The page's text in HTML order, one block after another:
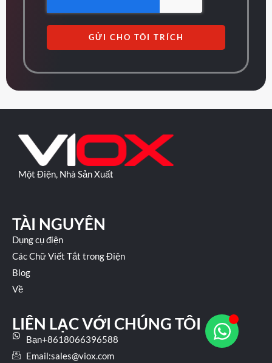
GỬI CHO TÔI TRÍCH
Một Điện, Nhà Sản Xuất
TÀI NGUYÊN
Dụng cụ điện
Các Chữ Viết Tắt trong Điện
Blog
Về
LIÊN LẠC VỚI CHÚNG TÔI
Bạn+8618066396588
Email:sales@viox.com